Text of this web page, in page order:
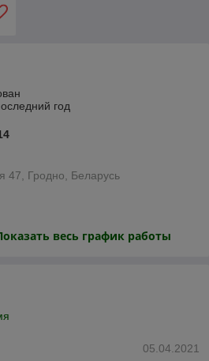
год
47, Гродно, Беларусь
весь график работы
05.04.2021